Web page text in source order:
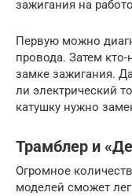
зажигания на
Первую можно
провода. Затем
замке зажигания.
ли электрический
катушку нужно
Трамблер и
Огромное
моделей сможет